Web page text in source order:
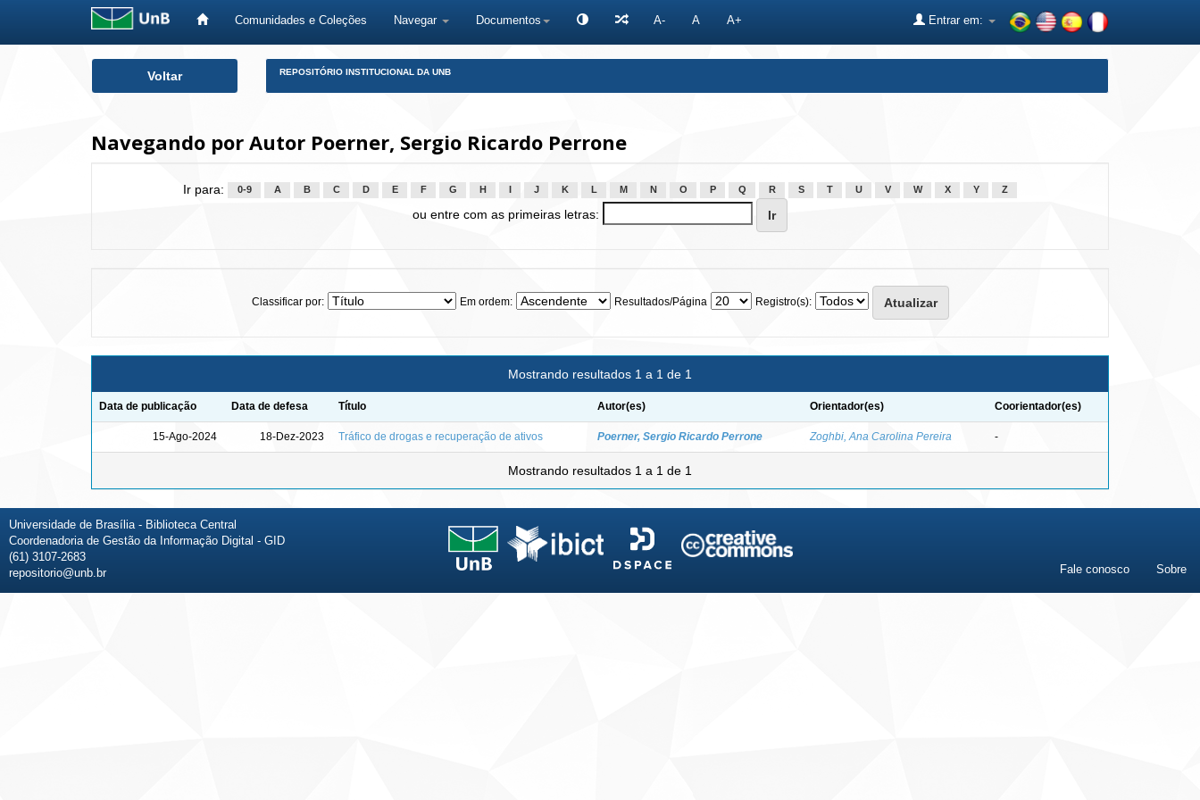
Comunidades e Coleções Navegar Documentos A- A A+ Entrar em:
Voltar REPOSITÓRIO INSTITUCIONAL DA UNB
Navegando por Autor Poerner, Sergio Ricardo Perrone
Ir para: 0-9 A B C D E F G H J K L M N O P Q R S T U V W X Y Z
ou entre com as primeiras letras:
Classificar por: Em ordem: Resultados/Página Registro(s):
Mostrando resultados 1 a 1 de 1
Data de publicação Data de defesa Título Autor(es) Orientador(es) Coorientador(es)
15-Ago-2024 18-Dez-2023 Tráfico de drogas e recuperação de ativos Poerner, Sergio Ricardo Perrone Zoghbi, Ana Carolina Pereira -
Mostrando resultados 1 a 1 de 1
Universidade de Brasília - Biblioteca Central
Coordenadoria de Gestão da Informação Digital - GID
(61) 3107-2683
repositorio@unb.br
Fale conosco Sobre